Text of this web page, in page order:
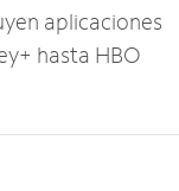
aplicaciones
hasta HBO